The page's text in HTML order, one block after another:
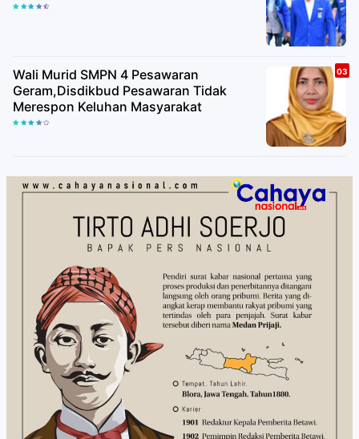
Wali Murid SMPN 4 Pesawaran
Geram,Disdikbud Pesawaran Tidak
Merespon Keluhan Masyarakat